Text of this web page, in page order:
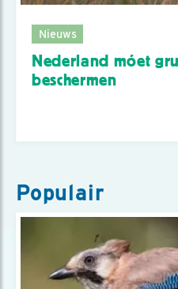
Nieuws
Nederland móet
beschermen
Populair